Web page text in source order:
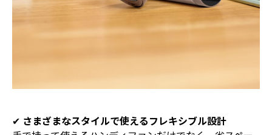
✔︎ さまざまなスタイルで使えるフレキシブル設計